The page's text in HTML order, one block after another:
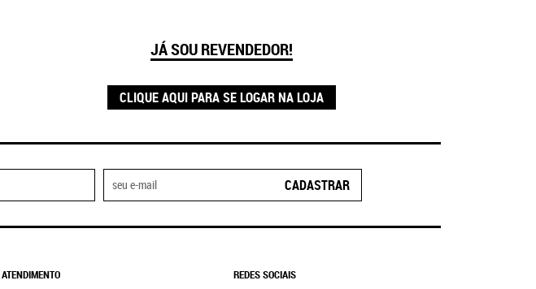
JÁ SOU REVENDEDOR!
CLIQUE AQUI PARA SE LOGAR NA LOJA
CADASTRAR
ATENDIMENTO REDES SOCIAIS